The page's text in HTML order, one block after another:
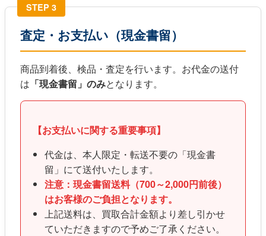
STEP 3
査定・お支払い（現金書留）
商品到着後、検品・査定を行います。お代金の送付
は 「現金書留」のみとなります。
【お支払いに関する重要事項】
代金は、本人限定・転送不要の「現金書
留」にて送付いたします。
注意：現金書留送料（700～2,000円前後）
はお客様のご負担となります。
上記送料は、買取合計金額より差し引かせ
ていただきますので予めご了承ください。